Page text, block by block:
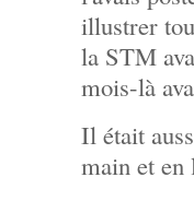
illustrer
la STM
mois-là
Il était
main et en